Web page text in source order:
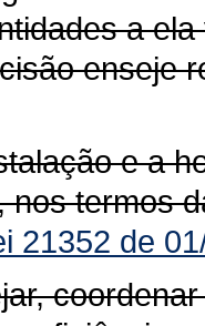
a
enseje
e a
nos termos
21352 de